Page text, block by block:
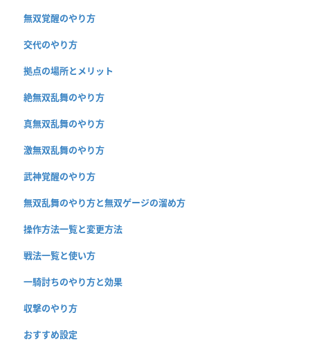
無双覚醒のやり方
交代のやり方
拠点の場所とメリット
絶無双乱舞のやり方
真無双乱舞のやり方
激無双乱舞のやり方
武神覚醒のやり方
無双乱舞のやり方と無双ゲージの溜め方
操作方法一覧と変更方法
戦法一覧と使い方
一騎討ちのやり方と効果
収撃のやり方
おすすめ設定